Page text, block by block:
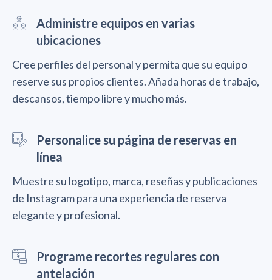
Administre equipos en varias
ubicaciones
Cree perfiles del personal y permita que su equipo
reserve sus propios clientes. Añada horas de trabajo,
descansos, tiempo libre y mucho más.
Personalice su página de reservas en
línea
Muestre su logotipo, marca, reseñas y publicaciones
de Instagram para una experiencia de reserva
elegante y profesional.
Programe recortes regulares con
antelación